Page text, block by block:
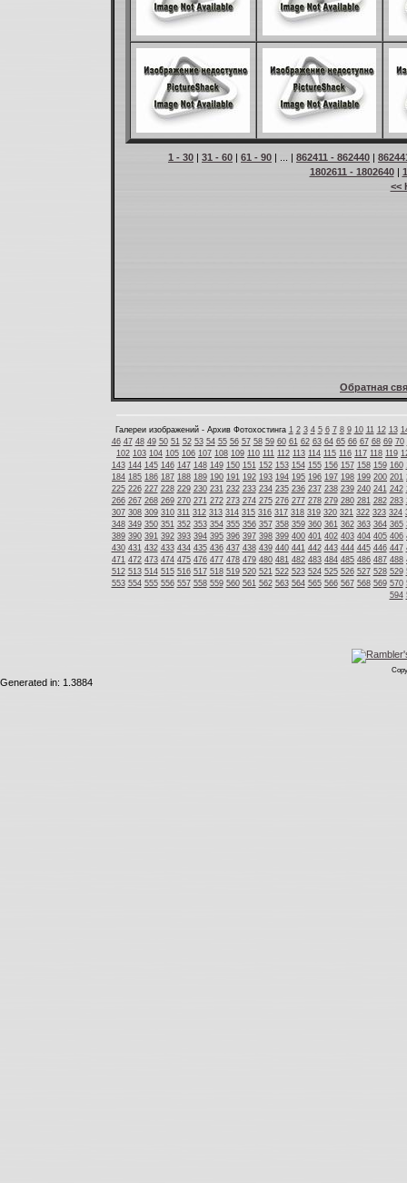
1 - 30 | 31 - 60 | 61 - 90 | ... | 862411 - 862440 |
1802611 - 1802640|
<<
Обратная
Галереи изображений - Архив Фотохостинга 1 2 3 4 5 6 7 8 9 10 11 12 13
46 47 48 49 50 51 52 53 54 55 56 57 58 59 60 61 62 63 64 65 66 67 68 69 70
102 103 104 105 106 107 108 109 110 111 112 113 114 115 116 117 118 119
143 144 145 146 147 148 149 150 151 152 153 154 155 156 157 158 159 160
184 185 186 187 188 189 190 191 192 193 194 195 196 197 198 199 200 201
225 226 227 228 229 230 231 232 233 234 235 236 237 238 239 240 241 242
266 267 268 269 270 271 272 273 274 275 276 277 278 279 280 281 282 283
307 308 309 310 311 312 313 314 315 316 317 318 319 320 321 322 323 324
348 349 350 351 352 353 354 355 356 357 358 359 360 361 362 363 364 365
389 390 391 392 393 394 395 396 397 398 399 400 401 402 403 404 405 406
430 431 432 433 434 435 436 437 438 439 440 441 442 443 444 445 446 447
471 472 473 474 475 476 477 478 479 480 481 482 483 484 485 486 487 488
512 513 514 515 516 517 518 519 520 521 522 523 524 525 526 527 528 529
553 554 555 556 557 558 559 560 561 562 563 564 565 566 567 568 569 570
594
Generated in: 1.3884